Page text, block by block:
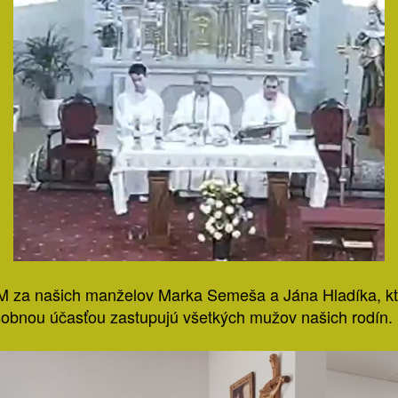
za našich manželov Marka Semeša a Jána Hladíka,
účasťou zastupujú všetkých mužov našich rodín.